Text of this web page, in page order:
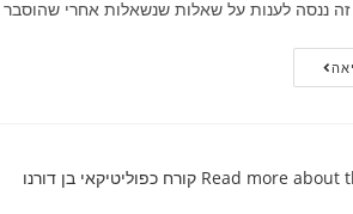
ננסה לענות על שאלות שנשאלות אחרי